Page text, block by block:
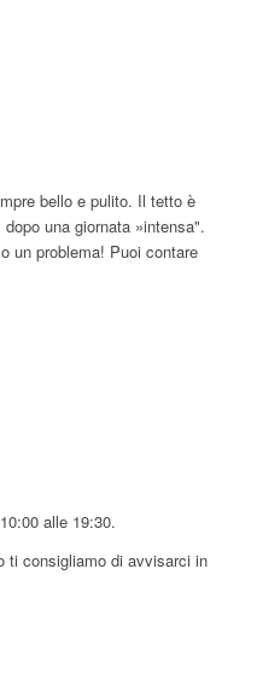
bello e pulito. Il tetto è
una giornata »intensa".
un problema! Puoi contare
alle 19:30.
ti consigliamo di avvisarci in